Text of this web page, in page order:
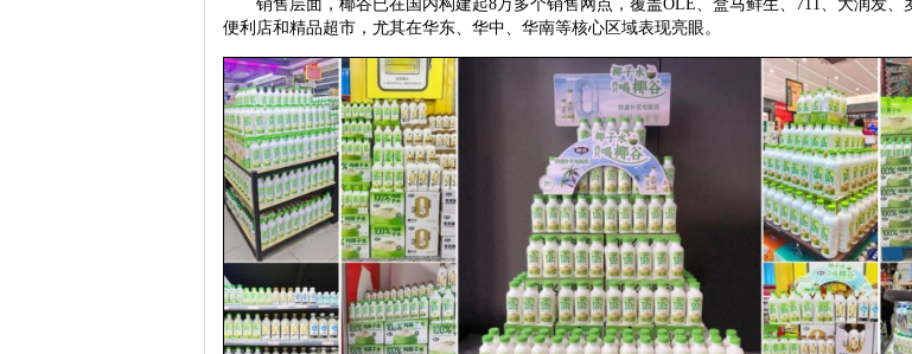
销售层面，椰谷已在国内构建起8万多个销售网点，覆盖OLE、盒马鲜生、711、大润发、
便利店和精品超市，尤其在华东、华中、华南等核心区域表现亮眼。